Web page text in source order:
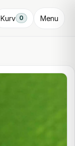
Kurv 0 Menu